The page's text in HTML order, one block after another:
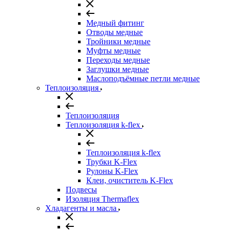
Медный фитинг
Отводы медные
Тройники медные
Муфты медные
Переходы медные
Заглушки медные
Маслоподъёмные петли медные
Теплоизоляция
Теплоизоляция
Теплоизоляция k-flex
Теплоизоляция k-flex
Трубки K-Flex
Рулоны K-Flex
Клеи, очиститель K-Flex
Подвесы
Изоляция Thermaflex
Хладагенты и масла